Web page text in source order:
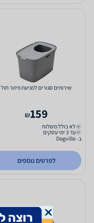
שירותים סגורים למניעת פיזור חול
159
₪
לא כולל משלוח
עד 3 ימי עסקים
ב- Dogville
לפרטים נוספים